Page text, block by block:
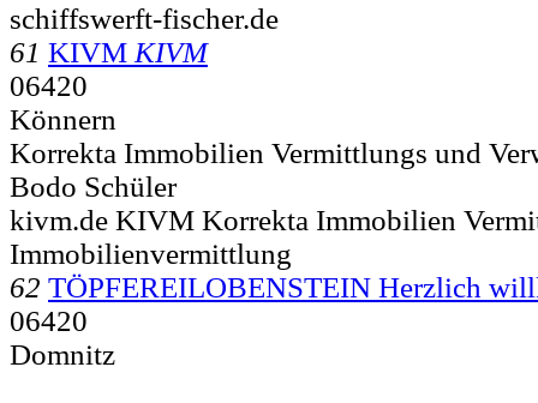
schiffswerft-fischer.de
61 KIVM KIVM
06420
Könnern
Korrekta Immobilien Vermittlungs und
Bodo Schüler
kivm.de KIVM Korrekta Immobilien
Immobilienvermittlung
62 TÖPFEREILOBENSTEIN Herzlich
06420
Domnitz